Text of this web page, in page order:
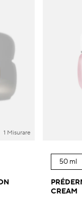
1 Misurare
50 ml
CREAM